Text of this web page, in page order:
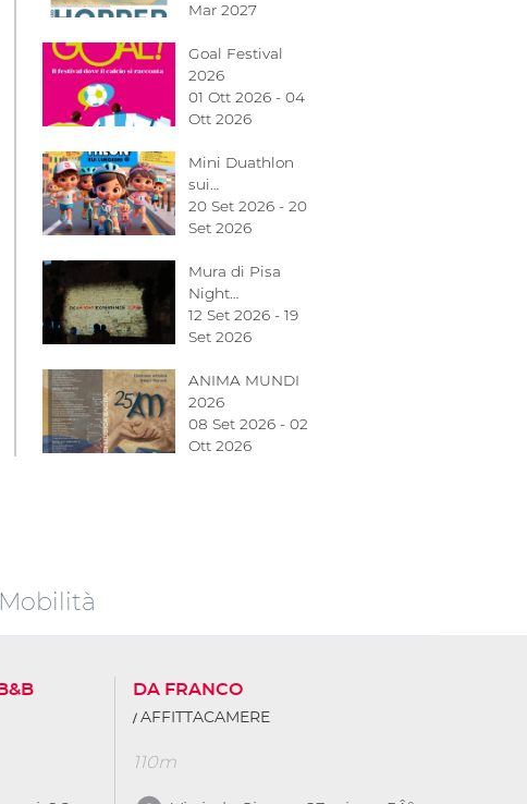
Mar 2027
Goal Festival
2026
01 Ott 2026 - 04
Ott 2026
Mini Duathlon
sui…
20 Set 2026 - 20
Set 2026
Mura di Pisa
Night…
12 Set 2026 - 19
Set 2026
ANIMA MUNDI
2026
08 Set 2026 - 02
Ott 2026
Mobilità
DA FRANCO
AFFITTACAMERE
110m